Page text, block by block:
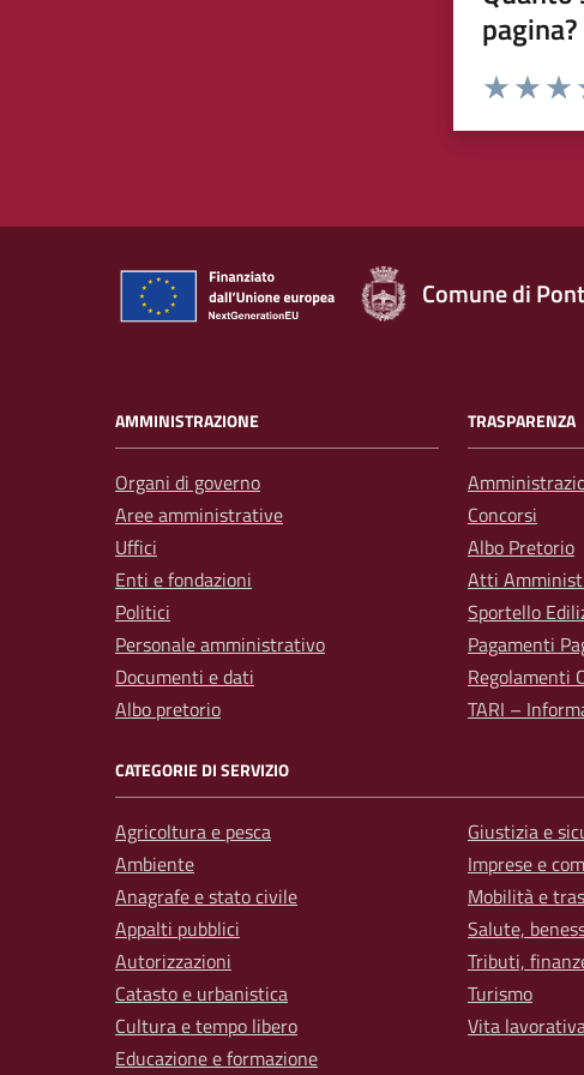
pagina?
Rating:
Comune di
AMMINISTRAZIONE
Organi di governo
Aree amministrative
Uffici
Enti e fondazioni
Politici
Personale amministrativo
Documenti e dati
Albo pretorio
TRASPARENZA
Concorsi
Albo Pretorio
Atti
Sportello
Pagamenti
Regolamenti
TARI –
CATEGORIE DI SERVIZIO
Agricoltura e pesca
Ambiente
Anagrafe e stato civile
Appalti pubblici
Autorizzazioni
Catasto e urbanistica
Cultura e tempo libero
Educazione e formazione
Giustizia e
Imprese e
Mobilità e
Salute,
Tributi,
Turismo
Vita